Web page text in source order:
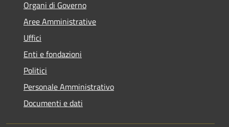
Organi di Governo
Aree Amministrative
Uffici
Enti e fondazioni
Politici
Personale Amministrativo
Documenti e dati